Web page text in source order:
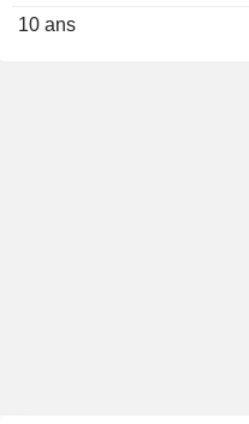
10 ans